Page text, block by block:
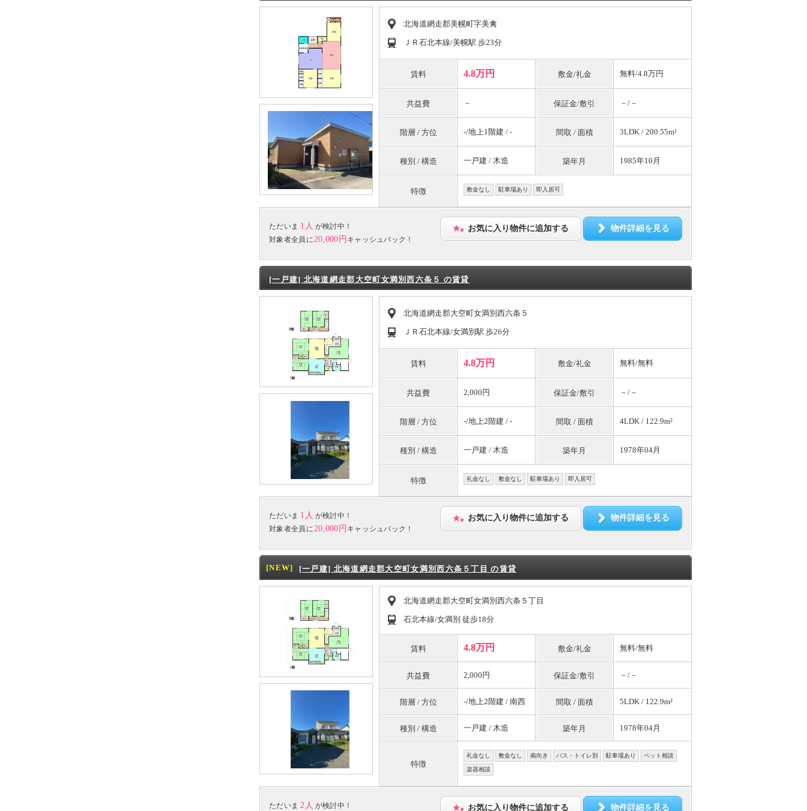
北海道網走郡美幌町字美禽
ＪＲ石北本線/美幌駅 歩23分
賃料 4.8万円 敷金/礼金 無料/4.8万円
共益費 － 保証金/敷引 －/－
階層 / 方位 -/地上1階建 / - 間取 / 面積 3LDK / 200.55m²
種別 / 構造 一戸建 / 木造 築年月 1985年10月
特徴 敷金なし 駐車場あり 即入居可
ただいま 1人 が検討中！
対象者全員に 20,000円 キャッシュバック！
お気に入り物件に追加する 物件詳細を見る
[一戸建] 北海道網走郡大空町女満別西六条５ の賃貸
北海道網走郡大空町女満別西六条５
ＪＲ石北本線/女満別駅 歩26分
賃料 4.8万円 敷金/礼金 無料/無料
共益費 2,000円 保証金/敷引 －/－
階層 / 方位 -/地上2階建 / - 間取 / 面積 4LDK / 122.9m²
種別 / 構造 一戸建 / 木造 築年月 1978年04月
特徴 礼金なし 敷金なし 駐車場あり 即入居可
ただいま 1人 が検討中！
対象者全員に20,000円 キャッシュバック！
お気に入り物件に追加する 物件詳細を見る
[NEW] [一戸建] 北海道網走郡大空町女満別西六条５丁目 の賃貸
北海道網走郡大空町女満別西六条５丁目
石北本線/女満別 徒歩18分
賃料 4.8万円 敷金/礼金 無料/無料
共益費 2,000円 保証金/敷引 －/－
階層 / 方位 -/地上2階建 / 南西 間取 / 面積 5LDK / 122.9m²
種別 / 構造 一戸建 / 木造 築年月 1978年04月
特徴
礼金なし 敷金なし 南向き バス・トイレ別 駐車場あり ペット相談
楽器相談
ただいま 2人 が検討中！ お気に入り物件に追加する 物件詳細を見る